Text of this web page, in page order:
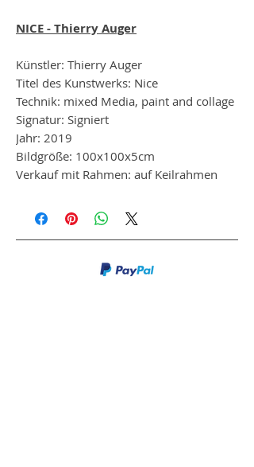
NICE - Thierry Auger
Künstler: Thierry Auger
Titel des Kunstwerks: Nice
Technik: mixed Media, paint and collage
Signatur: Signiert
Jahr: 2019
Bildgröße: 100x100x5cm
Verkauf mit Rahmen: auf Keilrahmen